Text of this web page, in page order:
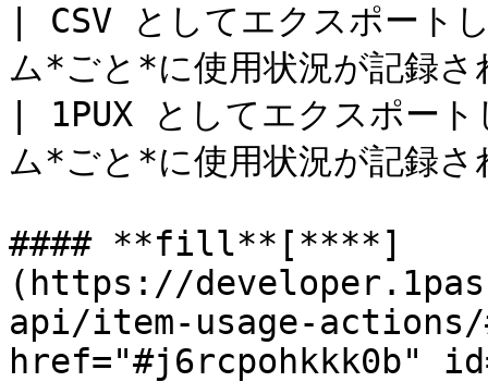
| CSV としてエクスポート
ム*ごと*に使用状況が
| 1PUX としてエクスポー
ム*ごと*に使用状況が
#### **fill**[**​**]
(https://
api/item-usage-
href="#j6rcpohkkk0b"